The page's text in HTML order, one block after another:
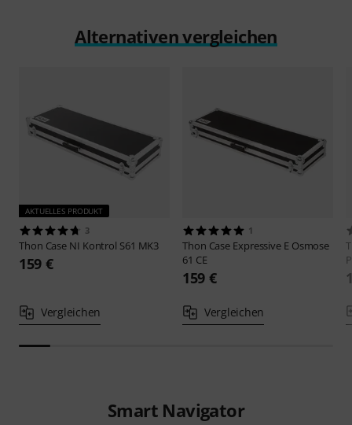
Alternativen vergleichen
AKTUELLES PRODUKT
3
Thon Case NI Kontrol S61 MK3
159 €
Vergleichen
1
Thon Case Expressive E Osmose
61 CE
159 €
Vergleichen
Smart Navigator